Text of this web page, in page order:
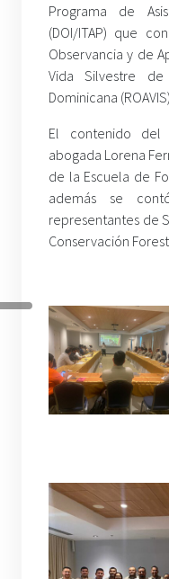
Programa de
(DOI/ITAP) que
Observancia y de
Vida Silvestre de
Dominicana (ROAVIS).
El contenido
abogada Lorena
de la Escuela de
además se
representantes de
Conservación